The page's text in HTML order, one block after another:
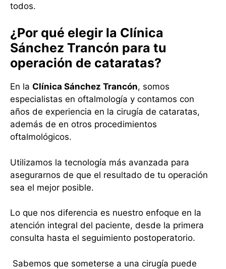
todos.
¿Por qué elegir la Clínica
Sánchez Trancón para tu
operación de cataratas?
En la Clínica Sánchez Trancón, somos
especialistas en oftalmología y contamos con
años de experiencia en la cirugía de cataratas,
además de en otros procedimientos
oftalmológicos.
Utilizamos la tecnología más avanzada para
asegurarnos de que el resultado de tu operación
sea el mejor posible.
Lo que nos diferencia es nuestro enfoque en la
atención integral del paciente, desde la primera
consulta hasta el seguimiento postoperatorio.
Sabemos que someterse a una cirugía puede